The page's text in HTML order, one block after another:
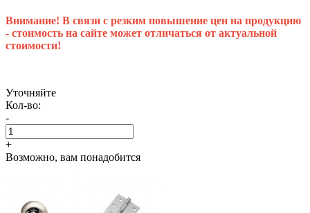
Внимание! В связи с резким повышение цен на продукцию
- стоимость на сайте может отличаться от актуальной
стоимости!
Уточняйте
Кол-во:
-
+
Возможно, вам понадобится